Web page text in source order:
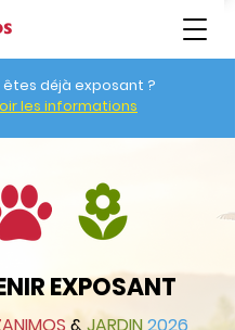
êtes déjà exposant ?
les informations
EXPOSANT